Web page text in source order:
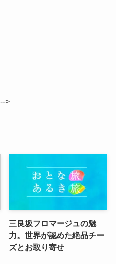
-->
三良坂フロマージュの魅
力。世界が認めた絶品チー
ズとお取り寄せ